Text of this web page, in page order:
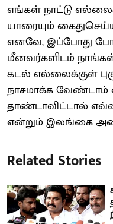
எங்கள் நாட்டு
யாரையும்
எனவே, இப்போது
மீனவர்களிடம்
கடல் எல்லைக்குள்
நாசமாக்க
தாண்டாவிட்டால்
என்றும் இலங்கை
Related Stories